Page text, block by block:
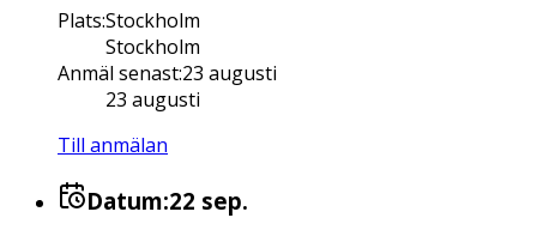
Plats:Stockholm
Stockholm
Anmäl senast:23 augusti
23 augusti
Till anmälan
Datum:22 sep.